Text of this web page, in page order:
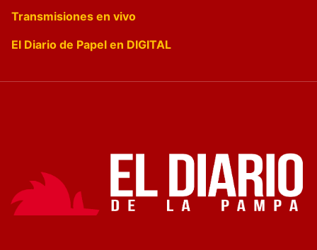
Transmisiones en vivo
El Diario de Papel en DIGITAL